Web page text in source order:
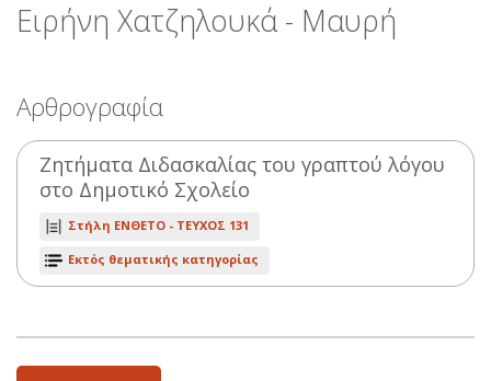
Ειρήνη Χατζηλουκά - Μαυρή
Αρθρογραφία
Ζητήματα Διδασκαλίας του γραπτού λόγου
στο Δημοτικό Σχολείο
Στήλη ΕΝΘΕΤΟ - ΤΕΥΧΟΣ 131
Εκτός θεματικής κατηγορίας